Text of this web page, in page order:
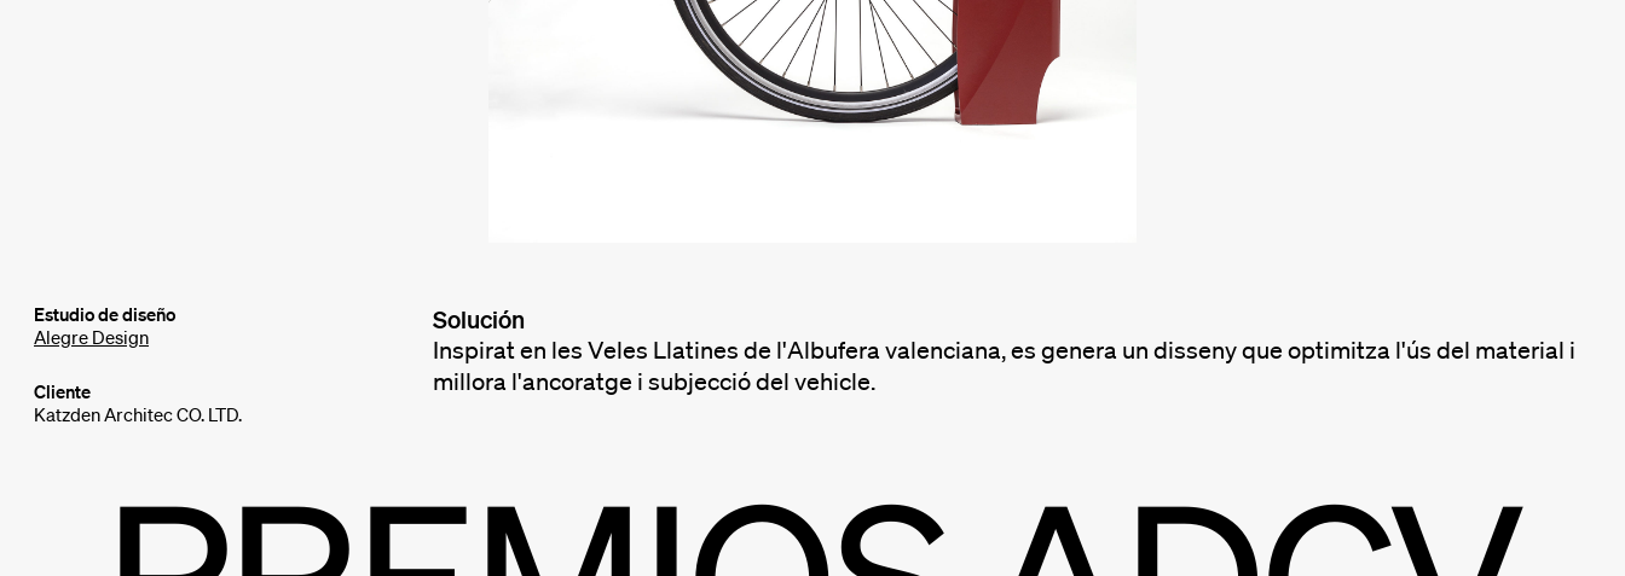
Estudio de diseño
Alegre Design
Cliente
Katzden Architec CO. LTD.
Solución
Inspirat en les Veles Llatines de l'Albufera valenciana, es genera un disseny que optimitza l'ús del material i
millora l'ancoratge i subjecció del vehicle.